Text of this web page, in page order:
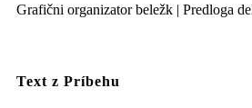
Grafični organizator beležk | Predloga
Text z Príbehu